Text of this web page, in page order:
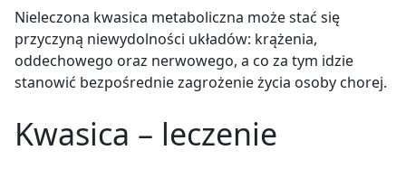
Nieleczona kwasica metaboliczna może stać się
przyczyną niewydolności układów: krążenia,
oddechowego oraz nerwowego, a co za tym idzie
stanowić bezpośrednie zagrożenie życia osoby chorej.
Kwasica – leczenie